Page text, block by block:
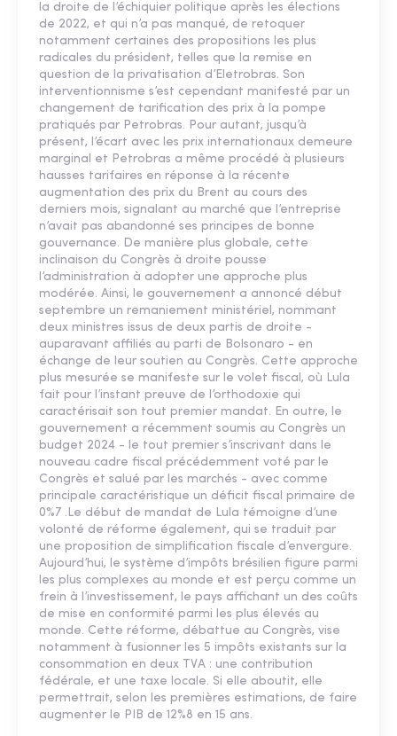
la droite de l’échiquier politique après les élections
de 2022, et qui n’a pas manqué, de retoquer
notamment certaines des propositions les plus
radicales du président, telles que la remise en
question de la privatisation d’Eletrobras. Son
interventionnisme s’est cependant manifesté par un
changement de tarification des prix à la pompe
pratiqués par Petrobras. Pour autant, jusqu’à
présent, l’écart avec les prix internationaux demeure
marginal et Petrobras a même procédé à plusieurs
hausses tarifaires en réponse à la récente
augmentation des prix du Brent au cours des
derniers mois, signalant au marché que l’entreprise
n’avait pas abandonné ses principes de bonne
gouvernance. De manière plus globale, cette
inclinaison du Congrès à droite pousse
l’administration à adopter une approche plus
modérée. Ainsi, le gouvernement a annoncé début
septembre un remaniement ministériel, nommant
deux ministres issus de deux partis de droite -
auparavant affiliés au parti de Bolsonaro - en
échange de leur soutien au Congrès. Cette approche
plus mesurée se manifeste sur le volet fiscal, où Lula
fait pour l’instant preuve de l’orthodoxie qui
caractérisait son tout premier mandat. En outre, le
gouvernement a récemment soumis au Congrès un
budget 2024 - le tout premier s’inscrivant dans le
nouveau cadre fiscal précédemment voté par le
Congrès et salué par les marchés - avec comme
principale caractéristique un déficit fiscal primaire de
0%7 .Le début de mandat de Lula témoigne d’une
volonté de réforme également, qui se traduit par
une proposition de simplification fiscale d’envergure.
Aujourd’hui, le système d’impôts brésilien figure parmi
les plus complexes au monde et est perçu comme un
frein à l’investissement, le pays affichant un des coûts
de mise en conformité parmi les plus élevés au
monde. Cette réforme, débattue au Congrès, vise
notamment à fusionner les 5 impôts existants sur la
consommation en deux TVA : une contribution
fédérale, et une taxe locale. Si elle aboutit, elle
permettrait, selon les premières estimations, de faire
augmenter le PIB de 12%8 en 15 ans.